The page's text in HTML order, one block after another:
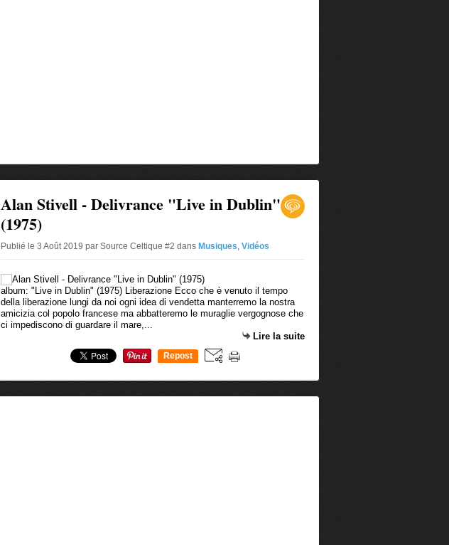
Alan Stivell - Delivrance "Live in Dublin"
(1975)
Publié le 3 Août 2019 par Source Celtique #2 dans Musiques, Vidéos
album: "Live in Dublin" (1975) Liberazione Ecco che è venuto il tempo
della liberazione lungi da noi ogni idea di vendetta manterremo la nostra
amicizia col popolo francese ma abbatteremo le muraglie vergognose che
ci impediscono di guardare il mare,...
Lire la suite
Repost